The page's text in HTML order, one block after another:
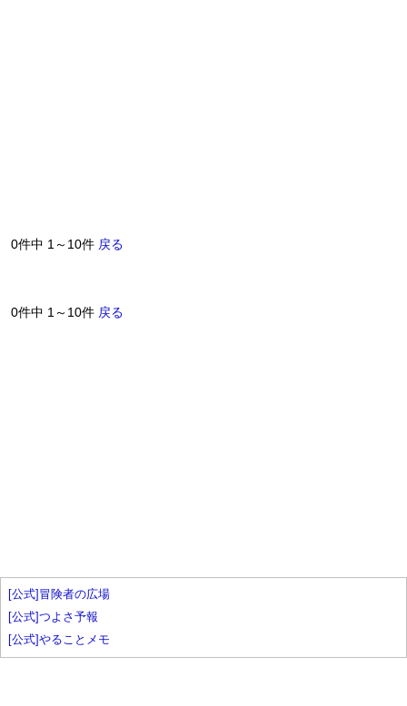
0件中 1～10件 戻る
0件中 1～10件 戻る
[公式]冒険者の広場
[公式]つよさ予報
[公式]やることメモ